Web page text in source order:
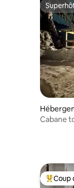
Cabane
Coups
Coup